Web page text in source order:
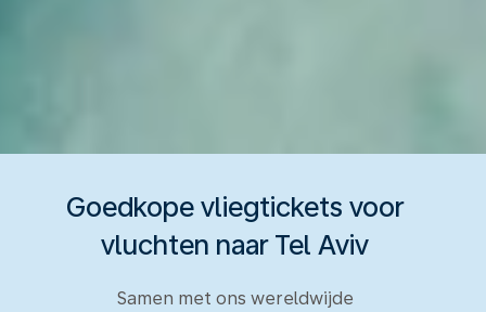
Goedkope vliegtickets voor
vluchten naar Tel Aviv
Samen met ons wereldwijde